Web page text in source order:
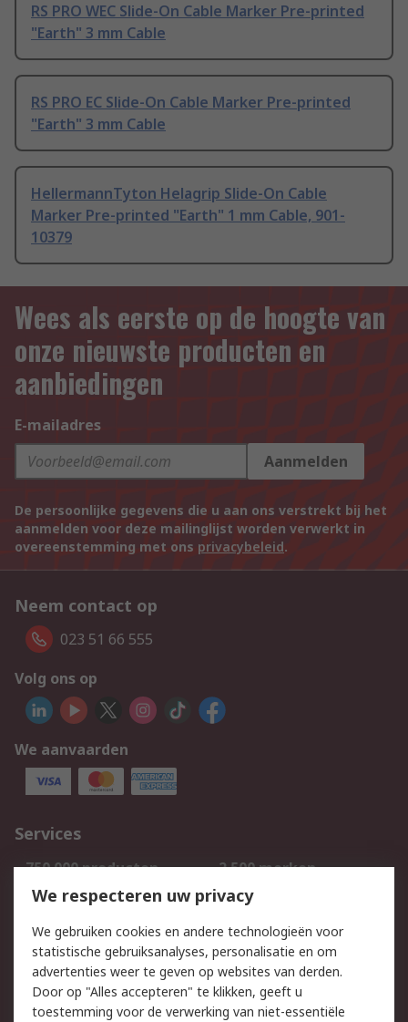
RS PRO WEC Slide-On Cable Marker Pre-printed
"Earth" 3 mm Cable
RS PRO EC Slide-On Cable Marker Pre-printed
"Earth" 3 mm Cable
HellermannTyton Helagrip Slide-On Cable
Marker Pre-printed "Earth" 1 mm Cable, 901-
10379
Wees als eerste op de hoogte van
onze nieuwste producten en
aanbiedingen
E-mailadres
Aanmelden
De persoonlijke gegevens die u aan ons verstrekt bij het
aanmelden voor deze mailinglijst worden verwerkt in
overeenstemming met ons privacybeleid.
Neem contact op
023 51 66 555
Volg ons op
We aanvaarden
Services
750.000 producten
2.500 merken
Bestellen
Inkoopoplossingen
Track & Trace
Wettelijk
We respecteren uw privacy
We gebruiken cookies en andere technologieën voor
statistische gebruiksanalyses, personalisatie en om
advertenties weer te geven op websites van derden.
Door op "Alles accepteren" te klikken, geeft u
toestemming voor de verwerking van niet-essentiële